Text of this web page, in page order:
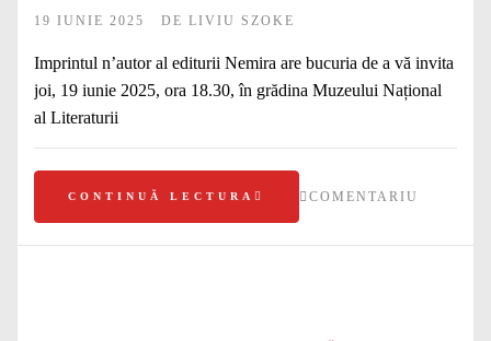
19 IUNIE 2025 DE LIVIU SZOKE
Imprintul n’autor al editurii Nemira are bucuria de a vă invita
joi, 19 iunie 2025, ora 18.30, în grădina Muzeului Național
al Literaturii
CONTINUĂ LECTURA COMENTARIU